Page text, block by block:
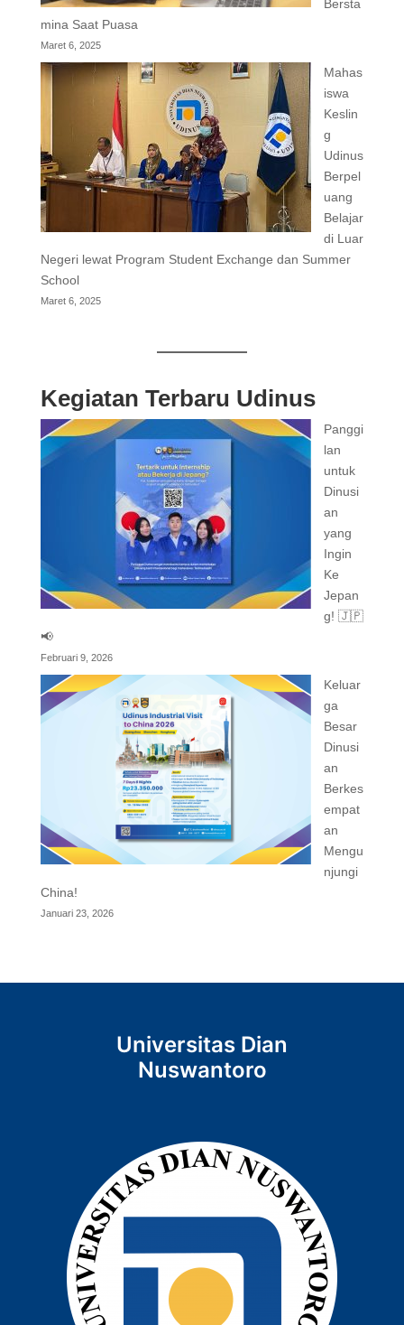
Bersta
mina Saat Puasa
Maret 6, 2025
Mahas
iswa
Keslin
g
Udinus
Berpel
uang
Belajar
di Luar
Negeri lewat Program Student Exchange dan Summer
School
Maret 6, 2025
Kegiatan Terbaru Udinus
Panggi
lan
untuk
Dinusi
an
yang
Ingin
Ke
Jepan
g! 🇯🇵
📢
Februari 9, 2026
Keluar
ga
Besar
Dinusi
an
Berkes
empat
an
Mengu
njungi
China!
Januari 23, 2026
Universitas Dian
Nuswantoro